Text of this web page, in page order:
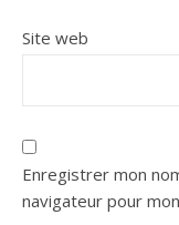
Site web
Enregistrer mon
navigateur pour